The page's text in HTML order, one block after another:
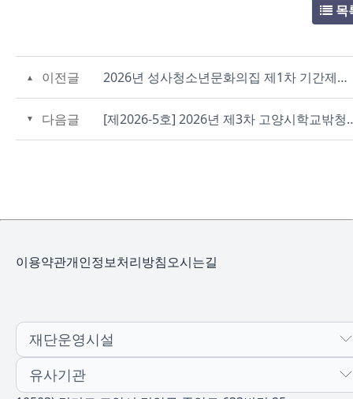
목
이전글 2026년 성사청소년문화의집 제1차 기간제근로자 채용(활동사업팀) 1차 서류심사 합격자 공고
다음글 [제2026-5호] 2026년 제3
이용약관개인정보처리방침오시는길
재단운영시설
유사기관